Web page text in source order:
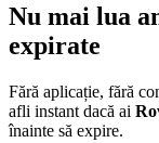
Nu mai lua
expirate
Fără aplicație, fără
afli instant dacă ai
înainte să expire.